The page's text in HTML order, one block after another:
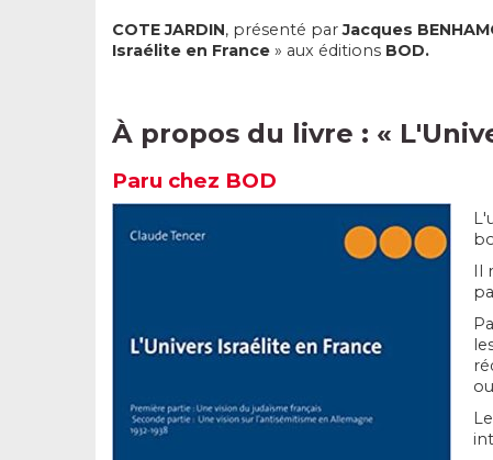
COTE JARDIN, présenté parJacques
Israélite en France » aux éditions BOD.
À propos du livre : «
Paru chez BOD
Il